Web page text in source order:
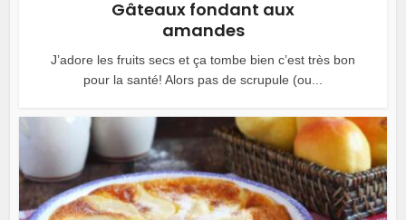
Gâteaux fondant aux
amandes
J’adore les fruits secs et ça tombe bien c’est très bon
pour la santé! Alors pas de scrupule (ou...